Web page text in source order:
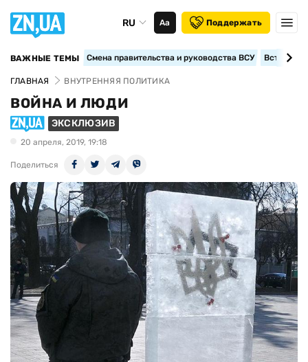
RU Аа Поддержать
ВАЖНЫЕ ТЕМЫ Смена правительства и руководства ВСУ
ГЛАВНАЯ ВНУТРЕННЯЯ ПОЛИТИКА
ВОЙНА И ЛЮДИ
ЭКСКЛЮЗИВ
20 апреля, 2019, 19:18
Поделиться